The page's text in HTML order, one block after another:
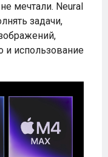
мечтали. Neural
задачи,
и использование